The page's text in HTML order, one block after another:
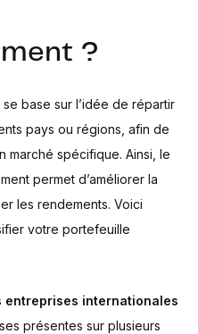
?
base sur l’idée de répartir
pays ou régions, afin de
marché spécifique. Ainsi, le
permet d’améliorer la
les rendements. Voici
votre portefeuille
entreprises internationales
présentes sur plusieurs